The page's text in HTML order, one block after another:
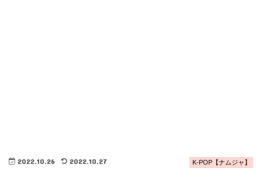
K-POP【ナムジャ】
2022.10.26 2022.10.27